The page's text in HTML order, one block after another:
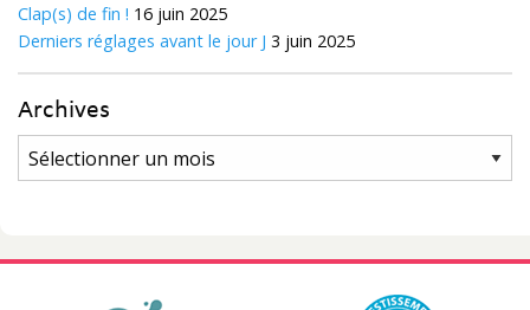
Clap(s) de fin ! 16 juin 2025
Derniers réglages avant le jour J 3 juin 2025
Archives
Archives